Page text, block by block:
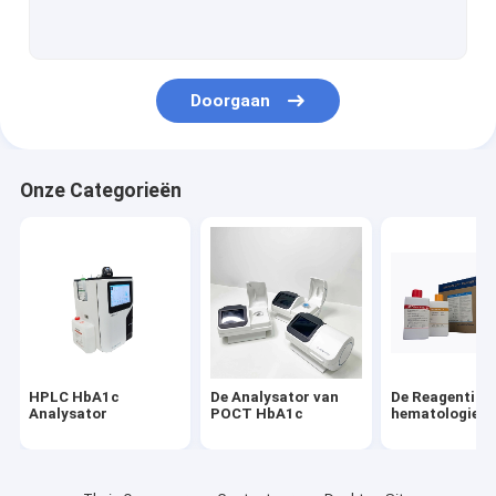
Uitrusting van de antilichamen de Snelle Test
Uitrusting van de knokkelkoortsns1 de Snelle Test
Doorgaan
Onze Categorieën
HPLC HbA1c
Analysator
De Analysator van
POCT HbA1c
De Reagentia